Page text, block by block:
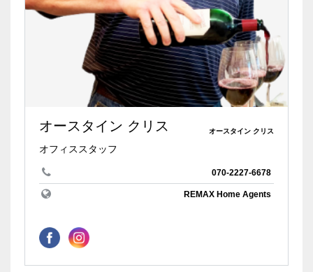
オースタイン クリス オースタイン クリス
オフィススタッフ
070-2227-6678
REMAX Home Agents